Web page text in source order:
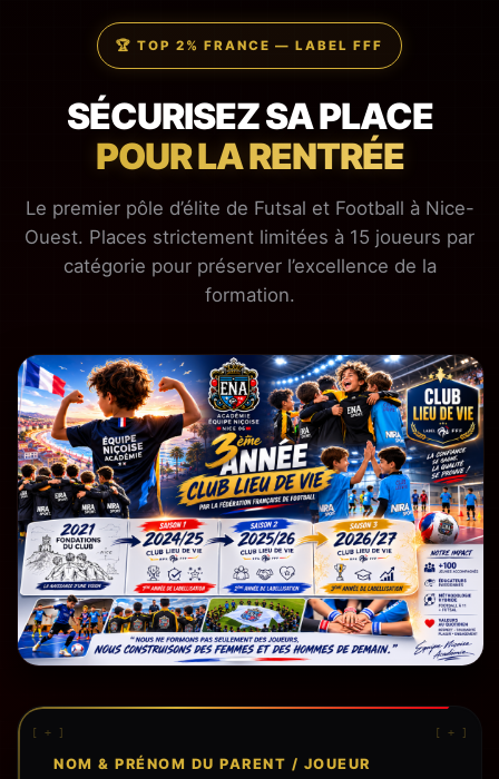
🏆 TOP 2% FRANCE — LABEL FFF
SÉCURISEZ SA PLACE
POUR LA RENTRÉE
Le premier pôle d’élite de Futsal et Football à Nice-
Ouest. Places strictement limitées à 15 joueurs par
catégorie pour préserver l’excellence de la
formation.
[ + ] [ + ]
NOM & PRÉNOM DU PARENT / JOUEUR